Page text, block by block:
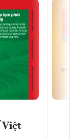
Việt